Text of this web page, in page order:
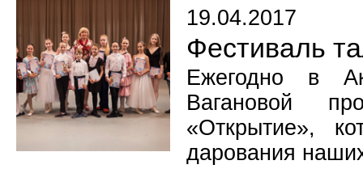
19.04.2017
Фестиваль
Ежегодно в
Вагановой
«Открытие»,
дарования